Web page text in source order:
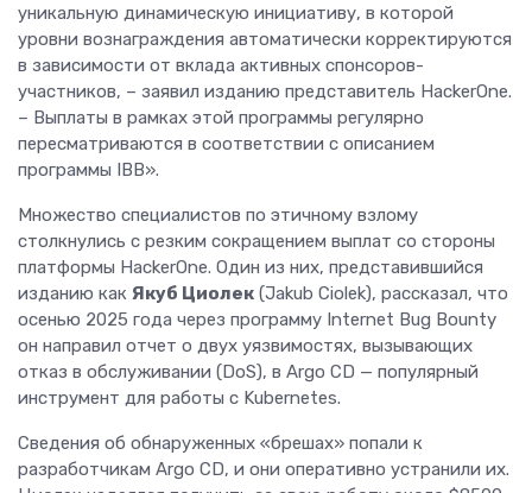
уникальную динамическую инициативу, в которой
уровни вознаграждения автоматически корректируются
в зависимости от вклада активных спонсоров-
участников, – заявил изданию представитель HackerOne.
– Выплаты в рамках этой программы регулярно
пересматриваются в соответствии с описанием
программы IBB».
Множество специалистов по этичному взлому
столкнулись с резким сокращением выплат со стороны
платформы HackerOne. Один из них, представившийся
изданию как Якуб Циолек (Jakub Ciolek), рассказал, что
осенью 2025 года через программу Internet Bug Bounty
он направил отчет о двух уязвимостях, вызывающих
отказ в обслуживании (DoS), в Argo CD — популярный
инструмент для работы с Kubernetes.
Сведения об обнаруженных «брешах» попали к
разработчикам Argo CD, и они оперативно устранили их.